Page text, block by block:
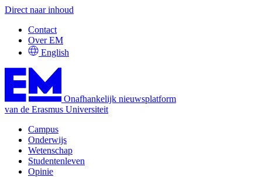
Direct naar inhoud
Contact
Over EM
English
Onafhankelijk nieuwsplatform
van de Erasmus Universiteit
Campus
Onderwijs
Wetenschap
Studentenleven
Opinie